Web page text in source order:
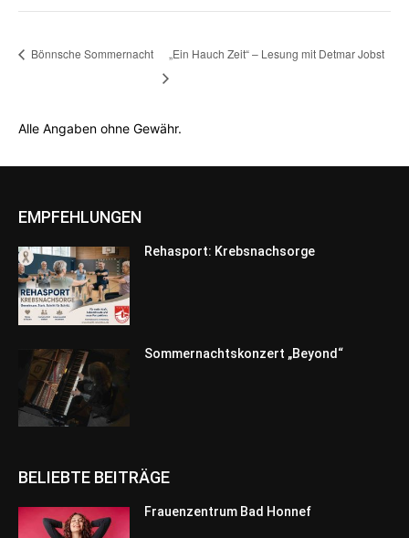
Bönnsche Sommernacht „Ein Hauch Zeit“ – Lesung mit Detmar Jobst
Alle Angaben ohne Gewähr.
EMPFEHLUNGEN
Rehasport: Krebsnachsorge
Sommernachtskonzert „Beyond“
BELIEBTE BEITRÄGE
Frauenzentrum Bad Honnef